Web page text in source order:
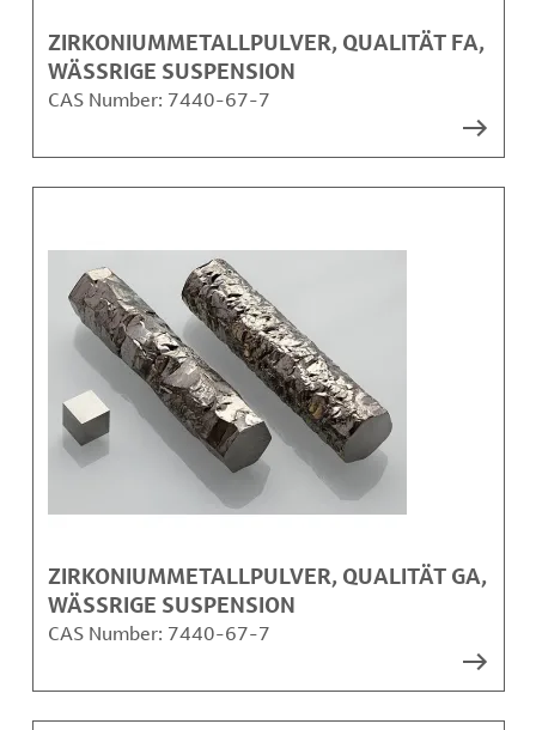
ZIRKONIUMMETALLPULVER, QUALITÄT FA,
WÄSSRIGE SUSPENSION
CAS Number: 7440-67-7
ZIRKONIUMMETALLPULVER, QUALITÄT GA,
WÄSSRIGE SUSPENSION
CAS Number: 7440-67-7